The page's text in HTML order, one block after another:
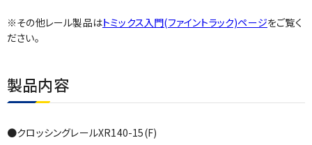
※その他レール製品はトミックス入門(ファイントラック)ページをご覧く
ださい。
製品内容
●クロッシングレールXR140-15(F)